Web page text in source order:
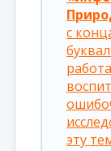
с
эту